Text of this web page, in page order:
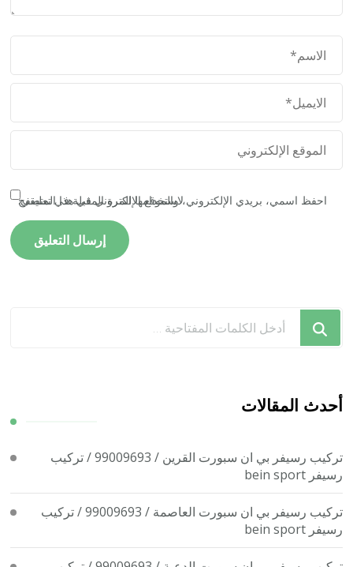
احفظ اسمي، بريدي الإلكتروني، والموقع الإلكتروني في هذا المتصفح لاستخدامها المرة المقبلة في تعليقي.
هل
تبحث
ما؟
أحدث المقالات
تركيب رسيفر بي ان سبورت القرين / 99009693 / تركيب
رسيفر bein sport
تركيب رسيفر بي ان سبورت العاصمة / 99009693 / تركيب
رسيفر bein sport